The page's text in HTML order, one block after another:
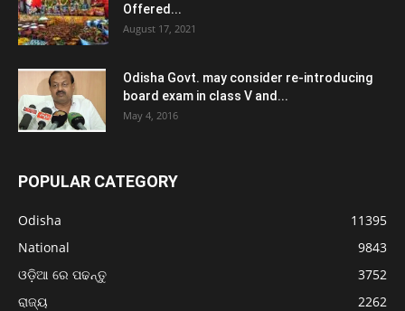
Offered...
August 17, 2021
Odisha Govt. may consider re-introducing
board exam in class V and...
May 4, 2016
POPULAR CATEGORY
Odisha
11395
National
9843
ଓଡ଼ିଆ ରେ ପଢନ୍ତୁ
3752
ରାଜ୍ୟ
2262